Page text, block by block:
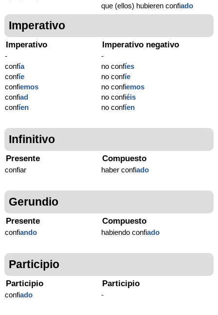
que (ellos) hubieren confiado
Imperativo
Imperativo
-
confía
confíe
confiemos
confiad
confíen
Imperativo negativo
-
no confíes
no confíe
no confiemos
no confiéis
no confíen
Infinitivo
Presente
confiar
Compuesto
haber confiado
Gerundio
Presente
confiando
Compuesto
habiendo confiado
Participio
Participio
confiado
Participio
-